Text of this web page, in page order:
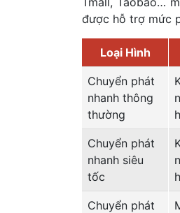
được hỗ trợ mức
Loại Hình
Chuyển phát
nhanh thông
thường
Chuyển phát
nhanh siêu
tốc
Chuyển phát